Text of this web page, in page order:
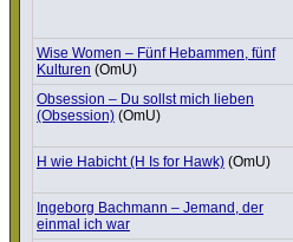
Wise Women – Fünf Hebammen, fünf
Kulturen (OmU)
Obsession – Du sollst mich lieben
(Obsession) (OmU)
H wie Habicht (H Is for Hawk) (OmU)
Ingeborg Bachmann – Jemand, der
einmal ich war